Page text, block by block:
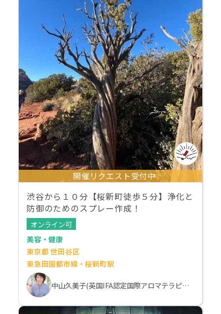
開催リクエスト受付中
渋谷から１０分【桜新町徒歩５分】浄化と
防御のためのスプレー作成！
オンライン可
美容・健康
東京都 世田谷区
東急田園都市線・桜新町駅
中山久美子(英国IFA認定国際アロマテラピスト）